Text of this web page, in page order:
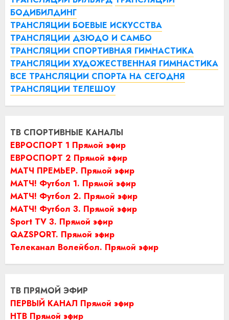
БОДИБИЛДИНГ
ТРАНСЛЯЦИИ БОЕВЫЕ ИСКУССТВА
ТРАНСЛЯЦИИ ДЗЮДО И САМБО
ТРАНСЛЯЦИИ СПОРТИВНАЯ ГИМНАСТИКА
ТРАНСЛЯЦИИ ХУДОЖЕСТВЕННАЯ ГИМНАСТИКА
ВСЕ ТРАНСЛЯЦИИ СПОРТА НА СЕГОДНЯ
ТРАНСЛЯЦИИ ТЕЛЕШОУ
ТВ СПОРТИВНЫЕ КАНАЛЫ
ЕВРОСПОРТ 1 Прямой эфир
ЕВРОСПОРТ 2 Прямой эфир
МАТЧ ПРЕМЬЕР. Прямой эфир
МАТЧ! Футбол 1. Прямой эфир
МАТЧ! Футбол 2. Прямой эфир
МАТЧ! Футбол 3. Прямой эфир
Sport TV 3. Прямой эфир
QAZSPORT. Прямой эфир
Телеканал Волейбол. Прямой эфир
ТВ ПРЯМОЙ ЭФИР
ПЕРВЫЙ КАНАЛ Прямой эфир
НТВ Прямой эфир